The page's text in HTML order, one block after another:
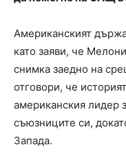
Американският
като заяви, че
снимка заедно на
отговори, че
американския лидер
съюзниците си,
Запада.